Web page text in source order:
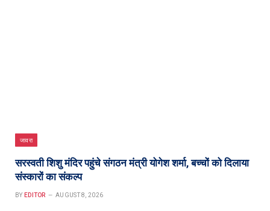
जावरा
सरस्वती शिशु मंदिर पहुंचे संगठन मंत्री योगेश शर्मा, बच्चों को दिलाया
संस्कारों का संकल्प
BY EDITOR AUGUST 8, 2026